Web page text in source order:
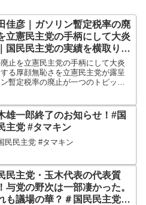
佳彦｜ガソリン暫定税率の廃
立憲民主党の手柄にして大炎
国民民主党の実績を横取りす
顔無恥さを立憲民主党が露呈
止を立憲民主党の手柄にして大炎
る厚顔無恥さを立憲民主党が露呈
暫定税率の廃止が一つのトピック
雄一郎終了のお知らせ！#国
主党 #タマキン
民民主党 #タマキン
民主党・玉木代表の代表質
与党の野次は一部凄かった。
も議場の華？＃国民民主党